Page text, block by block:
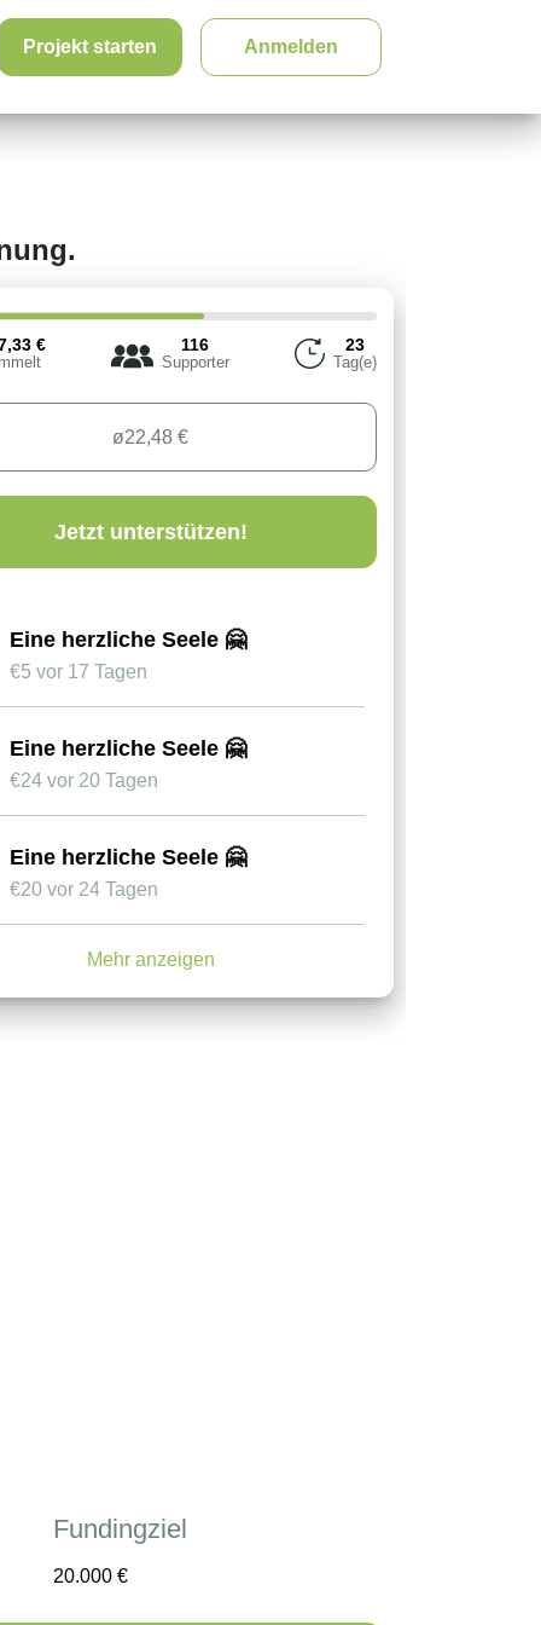
Projekt starten Anmelden
€ 116
Supporter
23
Tag(e)
Jetzt unterstützen!
Eine herzliche Seele 🤗
€5 vor 17 Tagen
Eine herzliche Seele 🤗
€24 vor 20 Tagen
Eine herzliche Seele 🤗
€20 vor 24 Tagen
Mehr anzeigen
Fundingziel
20.000 €